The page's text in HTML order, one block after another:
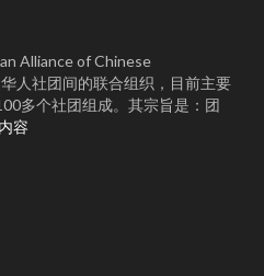
Alliance of Chinese
人社团间的联合组织，目前主要
多个社团组成。其宗旨是：团
容